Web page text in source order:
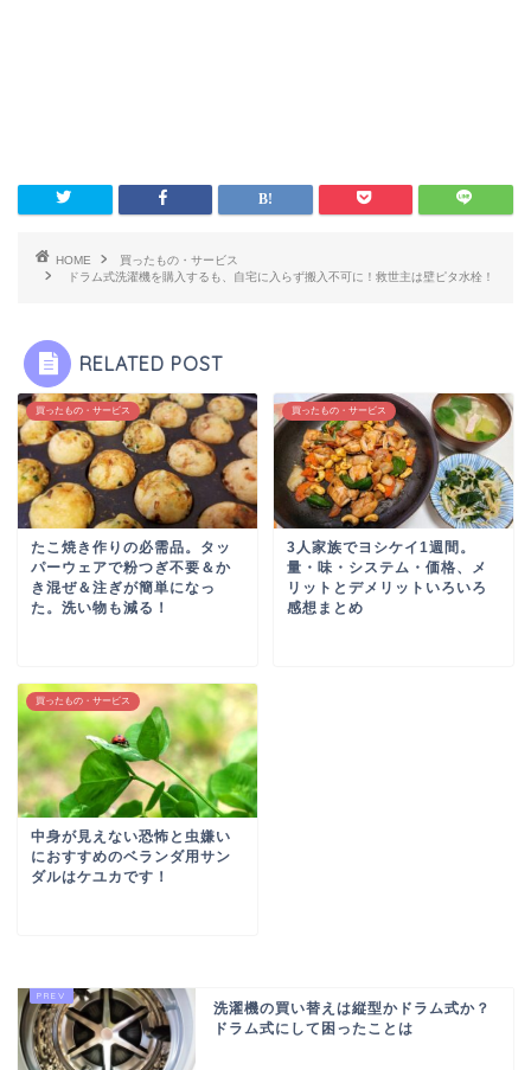
HOME
買ったもの・サービス
ドラム式洗濯機を購入するも、自宅に入らず搬入不可に！救世主は壁ピタ水栓！
RELATED POST
買ったもの・サービス
たこ焼き作りの必需品。タッ
パーウェアで粉つぎ不要＆か
き混ぜ＆注ぎが簡単になっ
た。洗い物も減る！
買ったもの・サービス
3人家族でヨシケイ1週間。
量・味・システム・価格、メ
リットとデメリットいろいろ
感想まとめ
買ったもの・サービス
中身が見えない恐怖と虫嫌い
におすすめのベランダ用サン
ダルはケユカです！
洗濯機の買い替えは縦型かドラム式か？
ドラム式にして困ったことは